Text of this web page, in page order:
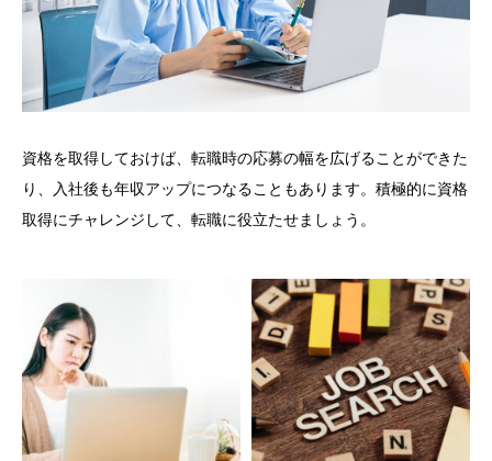
資格を取得しておけば、転職時の応募の幅を広げることができた
り、入社後も年収アップにつなることもあります。積極的に資格
取得にチャレンジして、転職に役立たせましょう。